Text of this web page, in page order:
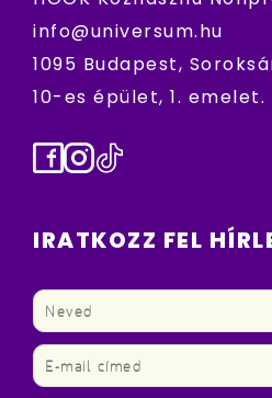
info@universum.hu
1095 Budapest,
10-es épület, 1. emelet.
Facebook
Instagram
TikTok
IRATKOZZ FEL